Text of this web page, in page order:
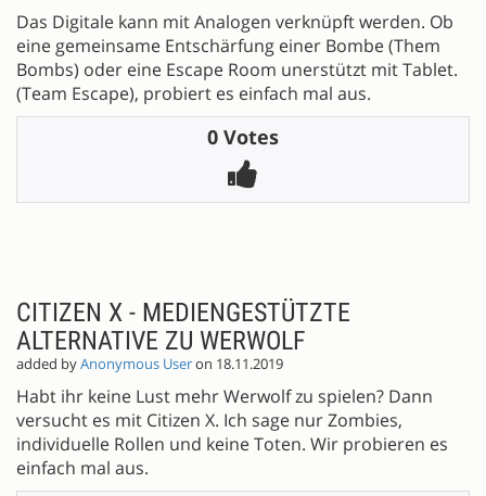
Das Digitale kann mit Analogen verknüpft werden. Ob
eine gemeinsame Entschärfung einer Bombe (Them
Bombs) oder eine Escape Room unerstützt mit Tablet.
(Team Escape), probiert es einfach mal aus.
0 Votes
CITIZEN X - MEDIENGESTÜTZTE
ALTERNATIVE ZU WERWOLF
added byAnonymous Useron 18.11.2019
Habt ihr keine Lust mehr Werwolf zu spielen? Dann
versucht es mit Citizen X. Ich sage nur Zombies,
individuelle Rollen und keine Toten. Wir probieren es
einfach mal aus.